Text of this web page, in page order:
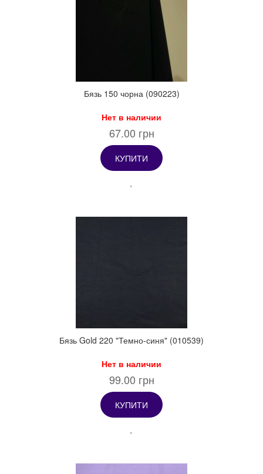
Бязь 150 чорна (090223)
Нет в наличии
67.00 грн
КУПИТИ
Бязь Gold 220 "Темно-синя" (010539)
Нет в наличии
99.00 грн
КУПИТИ